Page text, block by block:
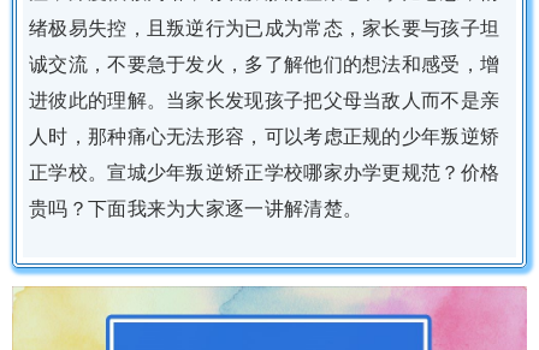
绪极易失控，且叛逆行为已成为常态，家长要与孩子坦
诚交流，不要急于发火，多了解他们的想法和感受，增
进彼此的理解。当家长发现孩子把父母当敌人而不是亲
人时，那种痛心无法形容，可以考虑正规的少年叛逆矫
正学校。宣城少年叛逆矫正学校哪家办学更规范？价格
贵吗？下面我来为大家逐一讲解清楚。